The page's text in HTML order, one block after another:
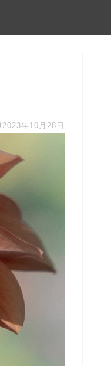
2023年10月28日